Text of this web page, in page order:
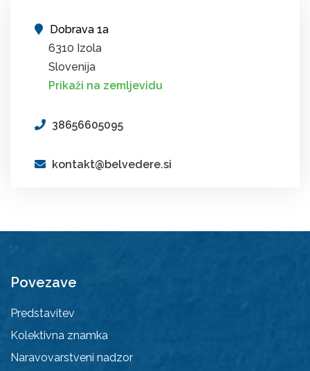
Dobrava 1a
6310 Izola
Slovenija
Prikaži na zemljevidu
38656605095
kontakt@belvedere.si
Povezave
Predstavitev
Kolektivna znamka
Naravovarstveni nadzor